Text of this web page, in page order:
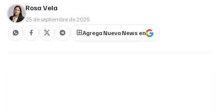
Rosa Vela
25 de septiembre de 2025
Agrega Nueva News en